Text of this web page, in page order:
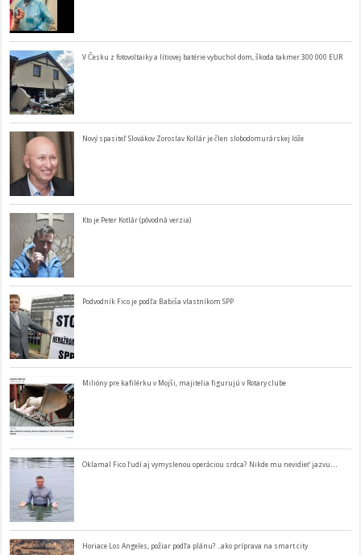
V Česku z fotovoltaiky a lítiovej batérie vybuchol dom, škoda takmer 300 000 EUR
Nový spasiteľ Slovákov Zoroslav Kollár je člen slobodomurárskej lóže
Kto je Peter Kotlár (pôvodná verzia)
Podvodník Fico je podľa Babiša vlastníkom SPP
Milióny pre kafilérku v Mojši, majitelia figurujú v Rotary clube
Oklamal Fico ľudí aj vymyslenou operáciou srdca? Nikde mu nevidieť jazvu…
Horiace Los Angeles, požiar podľa plánu? ..ako príprava na smart city